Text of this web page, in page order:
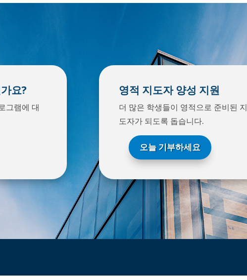
요?
그램에 대
영적 지도자 양성 지원
더 많은 학생들이 영적으로 준비된 지
도자가 되도록 돕습니다.
오늘 기부하세요